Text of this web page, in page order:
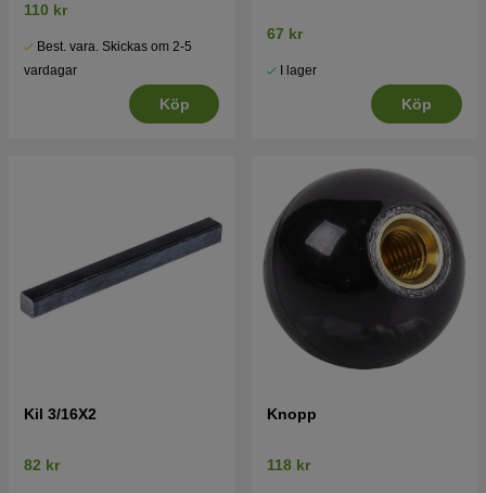
110 kr
Best. vara. Skickas om 2-5
vardagar
Köp
67 kr
I lager
Köp
Kil 3/16X2
82 kr
Knopp
118 kr